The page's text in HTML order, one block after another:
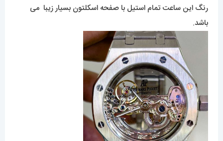
رنگ این ساعت تمام استیل با صفحه اسکلتون بسیار زیبا می
باشد.